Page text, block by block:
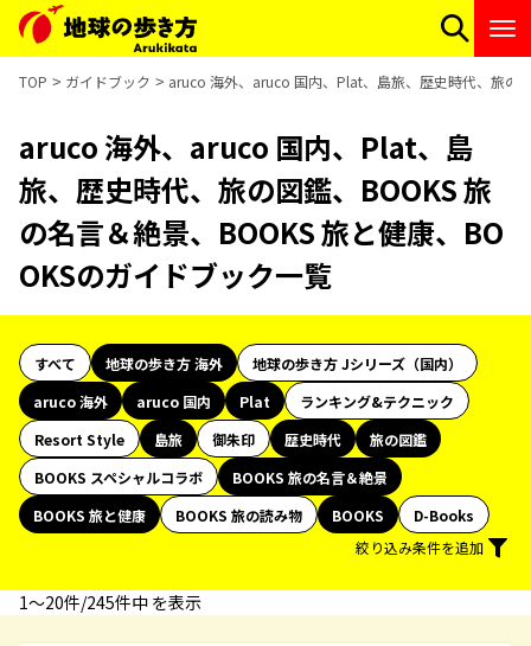
TOP ガイドブック aruco 海外、aruco 国内、Plat、島旅、歴史時代、旅の
aruco 海外、aruco 国内、Plat、島
旅、歴史時代、旅の図鑑、BOOKS 旅
の名言＆絶景、BOOKS 旅と健康、BO
OKSのガイドブック一覧
すべて 地球の歩き方 海外
地球の歩き方 Jシリーズ（国内）
aruco 海外
aruco 国内 Plat
ランキング&テクニック
Resort Style
島旅 御朱印 歴史時代
旅の図鑑
BOOKS スペシャルコラボ
BOOKS 旅の名言＆絶景
BOOKS 旅と健康
BOOKS 旅の読み物 BOOKS
D-Books
絞り込み条件を追加
1〜20件/245件中 を表示